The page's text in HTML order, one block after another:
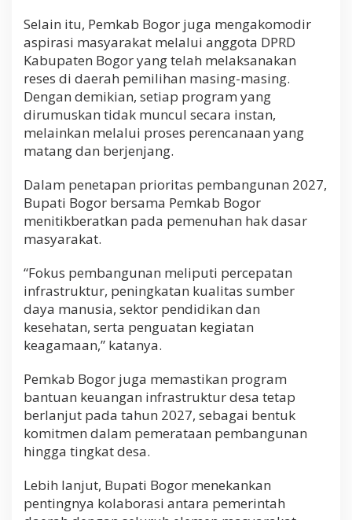
Selain itu, Pemkab Bogor juga mengakomodir
aspirasi masyarakat melalui anggota DPRD
Kabupaten Bogor yang telah melaksanakan
reses di daerah pemilihan masing-masing.
Dengan demikian, setiap program yang
dirumuskan tidak muncul secara instan,
melainkan melalui proses perencanaan yang
matang dan berjenjang.
Dalam penetapan prioritas pembangunan 2027,
Bupati Bogor bersama Pemkab Bogor
menitikberatkan pada pemenuhan hak dasar
masyarakat.
“Fokus pembangunan meliputi percepatan
infrastruktur, peningkatan kualitas sumber
daya manusia, sektor pendidikan dan
kesehatan, serta penguatan kegiatan
keagamaan,” katanya.
Pemkab Bogor juga memastikan program
bantuan keuangan infrastruktur desa tetap
berlanjut pada tahun 2027, sebagai bentuk
komitmen dalam pemerataan pembangunan
hingga tingkat desa.
Lebih lanjut, Bupati Bogor menekankan
pentingnya kolaborasi antara pemerintah